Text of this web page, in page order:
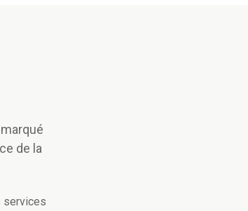
de la
services